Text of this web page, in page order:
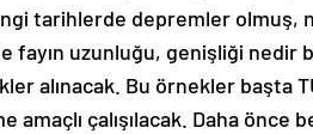
tarihlerde depremler olmuş,
fayın uzunluğu, genişliği nedir
alınacak. Bu örnekler başta
amaçlı çalışılacak. Daha